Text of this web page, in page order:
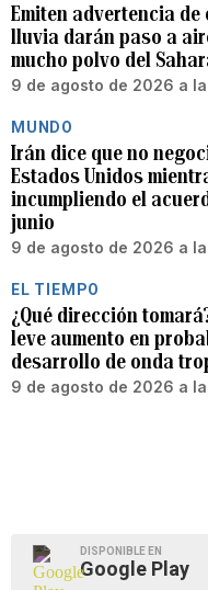
Emiten advertencia
lluvia darán paso a
mucho polvo del
9 de agosto de 2026 a
MUNDO
Irán dice que no
Estados Unidos
incumpliendo el
junio
9 de agosto de 2026 a
EL TIEMPO
¿Qué dirección
leve aumento en
desarrollo de onda
9 de agosto de 2026 a
DISPONIBLE EN
Google Play